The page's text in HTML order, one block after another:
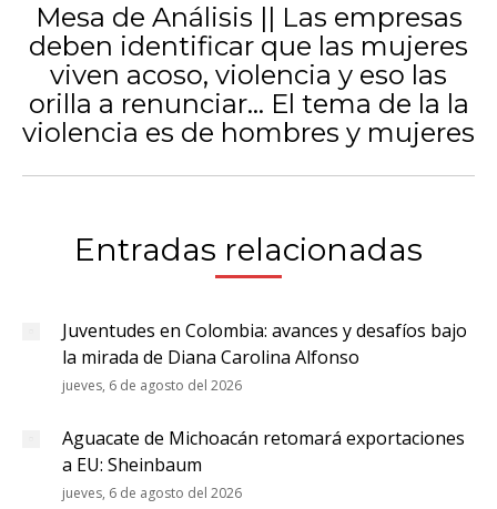
Publicación
siguiente:
Mesa de Análisis || Las empresas
deben identificar que las mujeres
viven acoso, violencia y eso las
orilla a renunciar… El tema de la la
violencia es de hombres y mujeres
Entradas relacionadas
Juventudes en Colombia: avances y desafíos bajo
la mirada de Diana Carolina Alfonso
jueves, 6 de agosto del 2026
Aguacate de Michoacán retomará exportaciones
a EU: Sheinbaum
jueves, 6 de agosto del 2026